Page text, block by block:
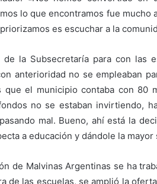
lo que encontramos fue mucho
es escuchar a la
la Subsecretaría para con las
anterioridad no se empleaban
que el municipio contaba con 80
no se estaban invirtiendo,
mal. Bueno, ahí está la
a educación y dándole la mayor
de Malvinas Argentinas se ha
de las escuelas, se amplió la